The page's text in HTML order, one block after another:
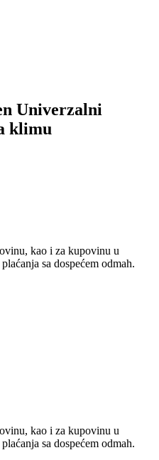
Univerzalni
klimu
kao i za kupovinu u
sa dospećem odmah.
kao i za kupovinu u
sa dospećem odmah.